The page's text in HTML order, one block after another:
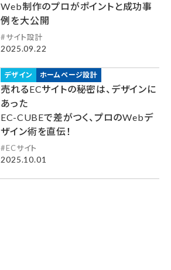
Web制作のプロがポイントと成功事
例を大公開
サイト設計
2025.09.22
デザイン ホームページ設計
売れるECサイトの秘密は、デザインに
あった
EC-CUBEで差がつく、プロのWebデ
ザイン術を直伝！
ECサイト
2025.10.01